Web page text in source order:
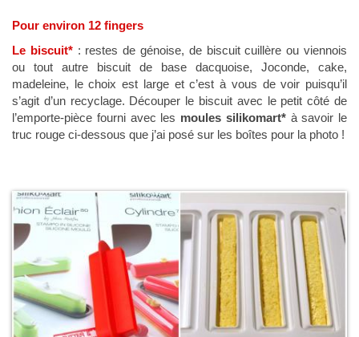
Pour environ 12 fingers
Le biscuit*: restes de génoise, de biscuit cuillère ou viennois
ou tout autre biscuit de base dacquoise, Joconde, cake,
madeleine, le choix est large et c’est à vous de voir puisqu’il
s’agit d’un recyclage. Découper le biscuit avec le petit côté de
l’emporte-pièce fourni avec les moules silikomart*à savoir le
truc rouge ci-dessous que j’ai posé sur les boîtes pour la photo !